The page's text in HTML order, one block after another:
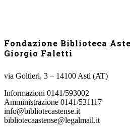
Fondazione Biblioteca
Giorgio Faletti
via Goltieri, 3 – 14100 Asti (AT)
Informazioni 0141/593002
Amministrazione 0141/531117
info@bibliotecastense.it
bibliotecaastense@legalmail.it